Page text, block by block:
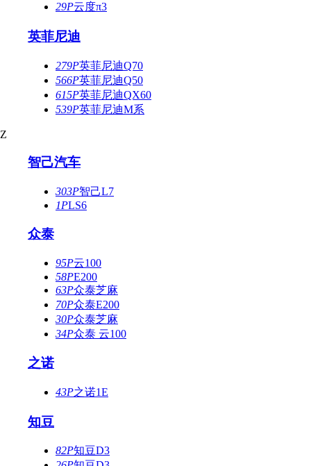
29P云度π3
英菲尼迪
279P英菲尼迪Q70
566P英菲尼迪Q50
615P英菲尼迪QX60
539P英菲尼迪M系
Z
智己汽车
303P智己L7
1PLS6
众泰
95P云100
58PE200
63P众泰芝麻
70P众泰E200
30P众泰芝麻
34P众泰 云100
之诺
43P之诺1E
知豆
82P知豆D3